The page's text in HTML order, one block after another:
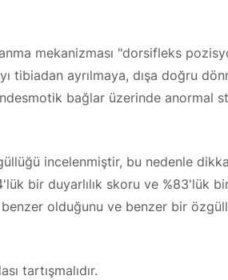
mekanizması "dorsifleks
tibiadan ayrılmaya, dışa doğru
bağlar üzerinde anormal
incelenmiştir, bu nedenle
bir duyarlılık skoru ve %83'lük
olduğunu ve benzer bir
tartışmalıdır.